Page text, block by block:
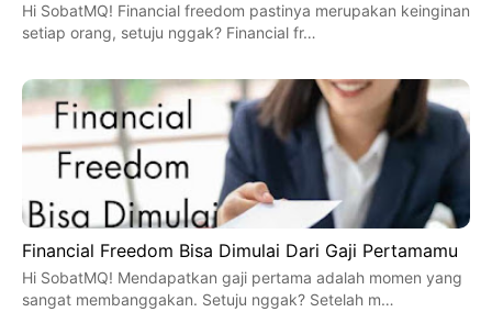
Hi SobatMQ! Financial freedom pastinya merupakan keinginan
setiap orang, setuju nggak? Financial fr…
Financial Freedom Bisa Dimulai Dari Gaji Pertamamu
Hi SobatMQ! Mendapatkan gaji pertama adalah momen yang
sangat membanggakan. Setuju nggak? Setelah m…